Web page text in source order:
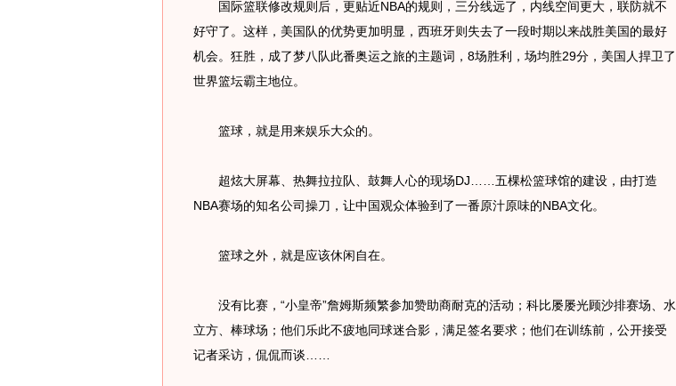
国际篮联修改规则后，更贴近NBA的规则，三分线远了，内线空间更大，联防就不
好守了。这样，美国队的优势更加明显，西班牙则失去了一段时期以来战胜美国的最好
机会。狂胜，成了梦八队此番奥运之旅的主题词，8场胜利，场均胜29分，美国人捍卫了
世界篮坛霸主地位。
篮球，就是用来娱乐大众的。
超炫大屏幕、热舞拉拉队、鼓舞人心的现场DJ……五棵松篮球馆的建设，由打造
NBA赛场的知名公司操刀，让中国观众体验到了一番原汁原味的NBA文化。
篮球之外，就是应该休闲自在。
没有比赛，“小皇帝”詹姆斯频繁参加赞助商耐克的活动；科比屡屡光顾沙排赛场、水
立方、棒球场；他们乐此不疲地同球迷合影，满足签名要求；他们在训练前，公开接受
记者采访，侃侃而谈……